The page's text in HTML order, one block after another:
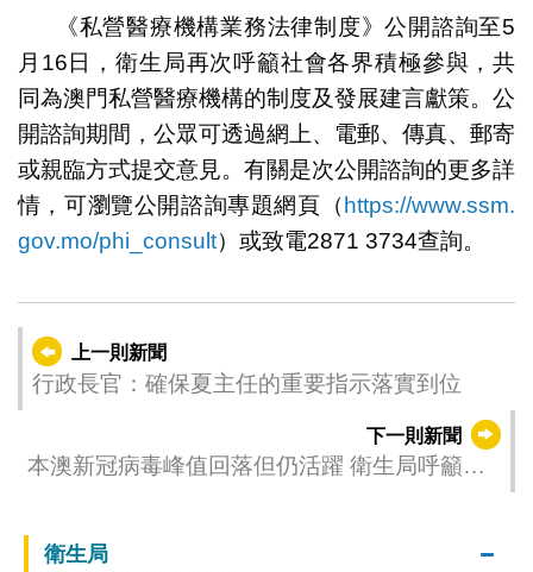
《私營醫療機構業務法律制度》公開諮詢至5
月16日，衛生局再次呼籲社會各界積極參與，共
同為澳門私營醫療機構的制度及發展建言獻策。公
開諮詢期間，公眾可透過網上、電郵、傳真、郵寄
或親臨方式提交意見。有關是次公開諮詢的更多詳
情，可瀏覽公開諮詢專題網頁（https://www.ssm.
gov.mo/phi_consult）或致電2871 3734查詢。
上一則新聞
行政長官：確保夏主任的重要指示落實到位
下一則新聞
本澳新冠病毒峰值回落但仍活躍 衛生局呼籲居
衛生局